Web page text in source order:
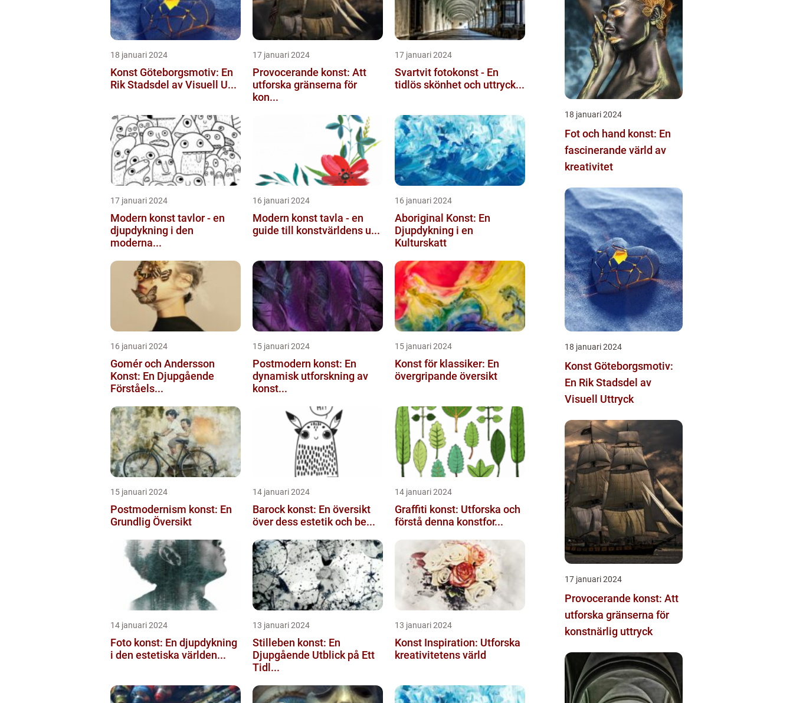
18 januari 2024
Konst Göteborgsmotiv: En
Rik Stadsdel av Visuell U...
17 januari 2024
Provocerande konst: Att
utforska gränserna för
kon...
17 januari 2024
Svartvit fotokonst - En
tidlös skönhet och uttryck...
17 januari 2024
Modern konst tavlor - en
djupdykning i den
moderna...
16 januari 2024
Modern konst tavla - en
guide till konstvärldens u...
16 januari 2024
Aboriginal Konst: En
Djupdykning i en
Kulturskatt
16 januari 2024
Gomér och Andersson
Konst: En Djupgående
Förståels...
15 januari 2024
Postmodern konst: En
dynamisk utforskning av
konst...
15 januari 2024
Konst för klassiker: En
övergripande översikt
15 januari 2024
Postmodernism konst: En
Grundlig Översikt
14 januari 2024
Barock konst: En översikt
över dess estetik och be...
14 januari 2024
Graffiti konst: Utforska och
förstå denna konstfor...
14 januari 2024
Foto konst: En djupdykning
i den estetiska världen...
13 januari 2024
Stilleben konst: En
Djupgående Utblick på Ett
Tidl...
13 januari 2024
Konst Inspiration: Utforska
kreativitetens värld
18 januari 2024
Fot och hand konst: En
fascinerande värld av
kreativitet
18 januari 2024
Konst Göteborgsmotiv:
En Rik Stadsdel av
Visuell Uttryck
17 januari 2024
Provocerande konst: Att
utforska gränserna för
konstnärlig uttryck